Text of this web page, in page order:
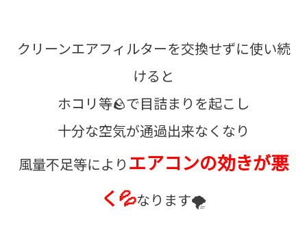
クリーンエアフィルターを交換せずに使い続
けると
ホコリ等🪨で目詰まりを起こし
十分な空気が通過出来なくなり
風量不足等により エアコンの効きが悪
く💦なります🌪️